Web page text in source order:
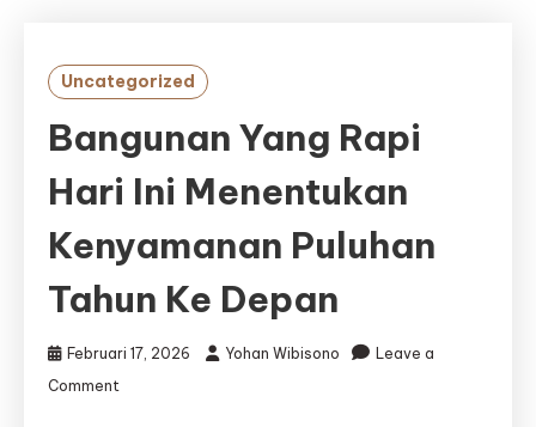
Uncategorized
Bangunan Yang Rapi
Hari Ini Menentukan
Kenyamanan Puluhan
Tahun Ke Depan
Februari 17, 2026 Yohan Wibisono
Leave a
Comment